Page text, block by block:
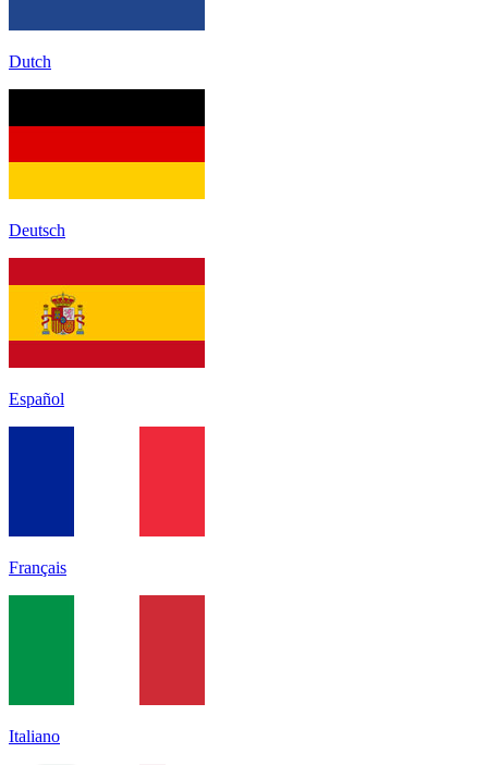
Dutch
Deutsch
Español
Français
Italiano